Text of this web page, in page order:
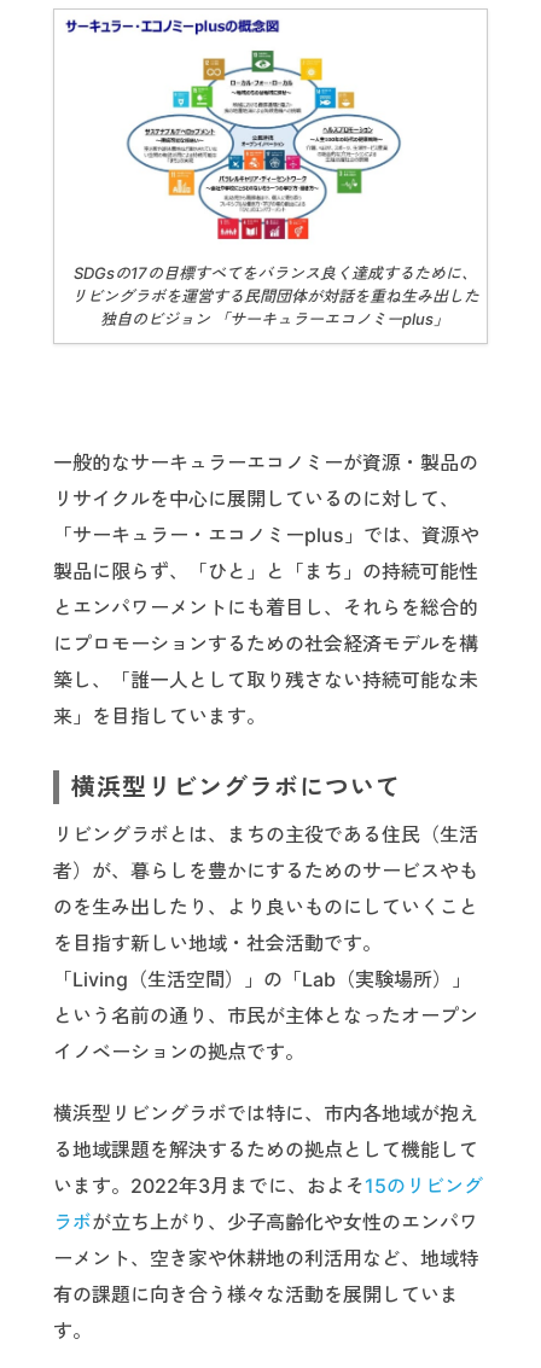
SDGsの17の目標すべてをバランス良く達成するために、
リビングラボを運営する民間団体が対話を重ね生み出した
独自のビジョン 「サーキュラーエコノミーplus」
一般的なサーキュラーエコノミーが資源・製品の
リサイクルを中心に展開しているのに対して、
「サーキュラー・エコノミーplus」では、資源や
製品に限らず、「ひと」と「まち」の持続可能性
とエンパワーメントにも着目し、それらを総合的
にプロモーションするための社会経済モデルを構
築し、「誰一人として取り残さない持続可能な未
来」を目指しています。
横浜型リビングラボについて
リビングラボとは、まちの主役である住民（生活
者）が、暮らしを豊かにするためのサービスやも
のを生み出したり、より良いものにしていくこと
を目指す新しい地域・社会活動です。
「Living（生活空間）」の「Lab（実験場所）」
という名前の通り、市民が主体となったオープン
イノベーションの拠点です。
横浜型リビングラボでは特に、市内各地域が抱え
る地域課題を解決するための拠点として機能して
います。2022年3月までに、およそ15のリビング
ラボが立ち上がり、少子高齢化や女性のエンパワ
ーメント、空き家や休耕地の利活用など、地域特
有の課題に向き合う様々な活動を展開していま
す。